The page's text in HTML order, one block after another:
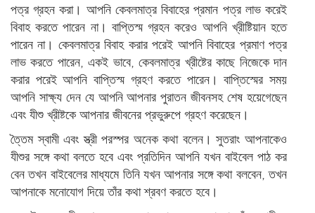
পত্র গ্রহন করা। আপনি কেবলমাত্র বিবাহের প্রমান পত্র লাভ করেই
বিবাহ করতে পারেন না। বাপ্তিস্ম গ্রহন করেও আপনি খ্রীষ্টিয়ান হতে
পারেন না। কেবলমাত্র বিবাহ করার পরেই আপনি বিবাহের প্রমাণ পত্র
লাভ করতে পারেন, একই ভাবে, কেবলমাত্র খ্রীষ্টের কাছে নিজেকে দান
করার পরেই আপনি বাপ্তিস্ম গ্রহণ করতে পারেন। বাপ্তিস্মের সময়
আপনি সাক্ষ্য দেন যে আপনি আপনার পুরাতন জীবনসহ শেষ হয়েগেছেন
এবং যীশু খ্রীষ্টকে আপনার জীবনের প্রভুরুপে গ্রহণ করেছেন।
ত্তৈম স্বামী এবং স্ত্রী পরস্পর অনেক কথা বলেন। সুতরাং আপনাকেও
যীশুর সঙ্গে কথা বলতে হবে এবং প্রতিদিন আপনি যখন বাইবেল পাঠ কর
বেন তখন বাইবেলের মাধ্যমে তিনি যখন আপনার সঙ্গে কথা বলবেন, তখন
আপনাকে মনোযোগ দিয়ে তাঁর কথা শ্রবণ করতে হবে।